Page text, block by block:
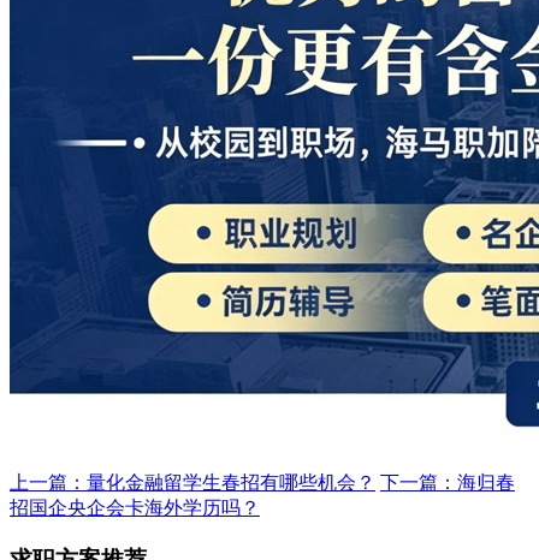
上一篇：量化金融留学生春招有哪些机会？ 下一篇：海归春
招国企央企会卡海外学历吗？